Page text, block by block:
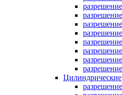
Цилиндрические